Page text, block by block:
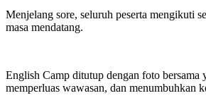
Menjelang sore, seluruh peserta mengikuti
masa mendatang.
English Camp ditutup dengan foto bersama
memperluas wawasan, dan menumbuhkan